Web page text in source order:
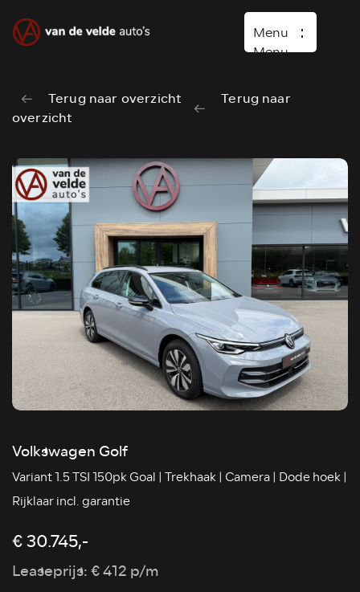
Menu
Menu
Home
Diensten
Over ons
Vacature
Verkocht
Contact
Wasboxen
Carwash
Terug naar overzicht
Terug naar
overzicht
Volkswagen Golf
Variant 1.5 TSI 150pk Goal | Trekhaak | Camera | Dode hoek |
Rijklaar incl. garantie
€ 30.745,-
Leaseprijs: € 412 p/m